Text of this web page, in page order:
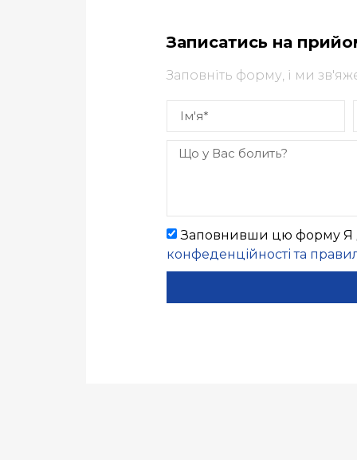
Записатись на
Заповніть форму, і ми
Заповнивши цю форму Я
конфеденційності та